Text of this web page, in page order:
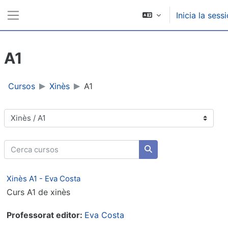
Inicia la
A1
Cursos Xinès A1
Categories de cursos
Cerca cursos
Cerca cursos
Xinès A1 - Eva Costa
Curs A1 de xinès
Professorat editor: Eva Costa